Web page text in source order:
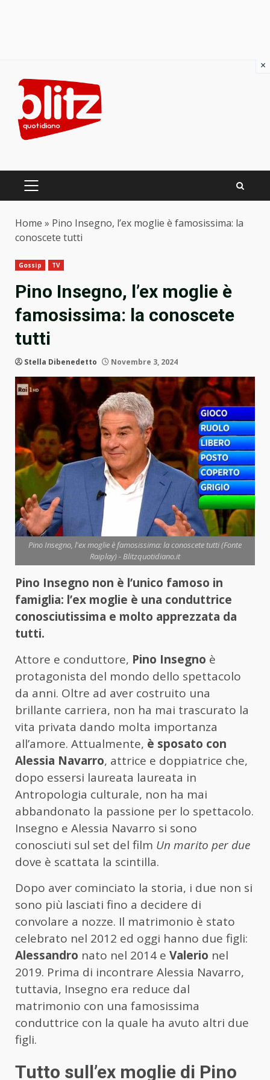
content
PRIMARY
Home » Pino Insegno, l’ex moglie è famosissima: la
conoscete tutti
Gossip TV
Pino Insegno, l’ex moglie è
famosissima: la conoscete
tutti
Stella Dibenedetto Novembre 3, 2024
Pino Insegno, l'ex moglie è famosissima: la conoscete tutti (Fonte
Raiplay) - Blitzquotidiano.it
Pino Insegno non è l’unico famoso in
famiglia: l’ex moglie è una conduttrice
conosciutissima e molto apprezzata da
tutti.
Attore e conduttore, Pino Insegno è
protagonista del mondo dello spettacolo
da anni. Oltre ad aver costruito una
brillante carriera, non ha mai trascurato la
vita privata dando molta importanza
all’amore. Attualmente, è sposato con
Alessia Navarro, attrice e doppiatrice che,
dopo essersi laureata laureata in
Antropologia culturale, non ha mai
abbandonato la passione per lo spettacolo.
Insegno e Alessia Navarro si sono
conosciuti sul set del film Un marito per due
dove è scattata la scintilla.
Dopo aver cominciato la storia, i due non si
sono più lasciati fino a decidere di
convolare a nozze. Il matrimonio è stato
celebrato nel 2012 ed oggi hanno due figli:
Alessandro nato nel 2014 e Valerio nel
2019. Prima di incontrare Alessia Navarro,
tuttavia, Insegno era reduce dal
matrimonio con una famosissima
conduttrice con la quale ha avuto altri due
figli.
Tutto sull’ex moglie di Pino
×